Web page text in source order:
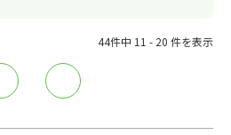
44件中 11 - 20 件を表示